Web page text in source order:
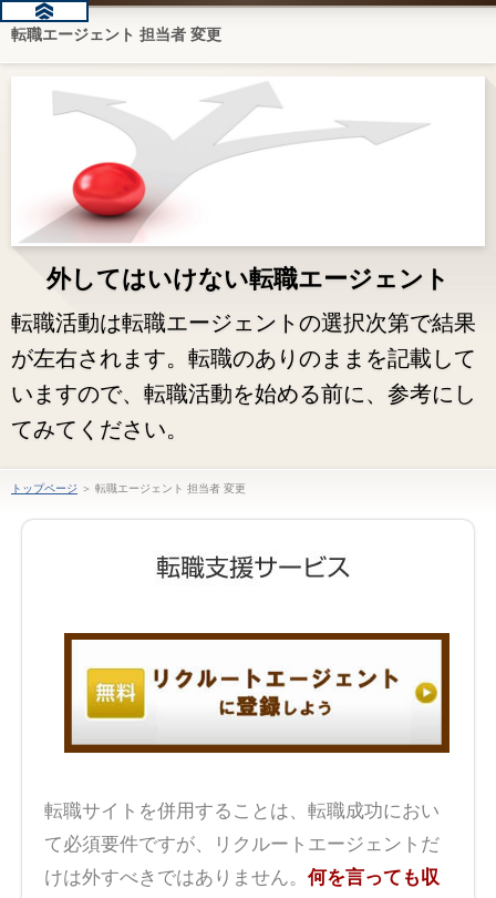
転職エージェント 担当者 変更
外してはいけない転職エージェント
転職活動は転職エージェントの選択次第で結果
が左右されます。転職のありのままを記載して
いますので、転職活動を始める前に、参考にし
てみてください。
トップページ ＞ 転職エージェント 担当者 変更
転職サイトを併用することは、転職成功におい
て必須要件ですが、リクルートエージェントだ
けは外すべきではありません。 何を言っても収